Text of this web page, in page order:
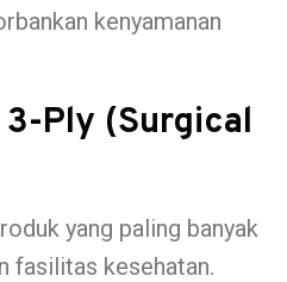
kenyamanan
Ply (Surgical
yang paling banyak
fasilitas kesehatan.